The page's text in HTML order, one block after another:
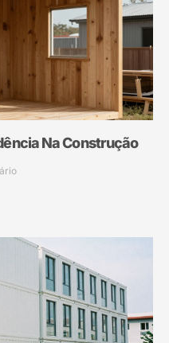
Na Construção